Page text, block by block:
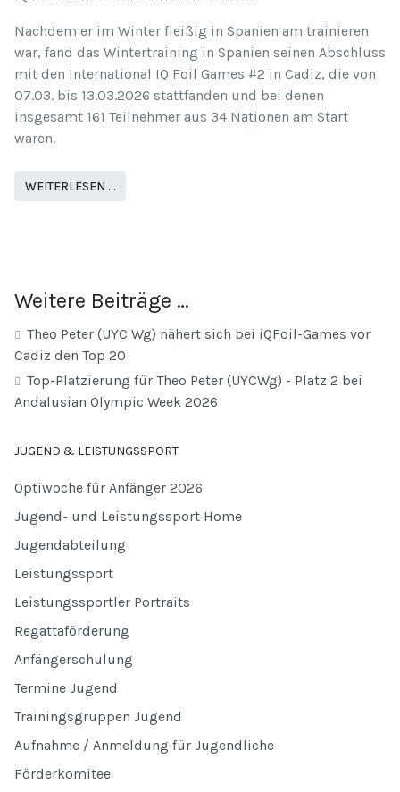
Nachdem er im Winter fleißig in Spanien am trainieren
war, fand das Wintertraining in Spanien seinen Abschluss
mit den International IQ Foil Games #2 in Cadiz, die von
07.03. bis 13.03.2026 stattfanden und bei denen
insgesamt 161 Teilnehmer aus 34 Nationen am Start
waren.
WEITERLESEN …
Weitere Beiträge …
Theo Peter (UYC Wg) nähert sich bei iQFoil-Games vor
Cadiz den Top 20
Top-Platzierung für Theo Peter (UYCWg) - Platz 2 bei
Andalusian Olympic Week 2026
JUGEND & LEISTUNGSSPORT
Optiwoche für Anfänger 2026
Jugend- und Leistungssport Home
Jugendabteilung
Leistungssport
Leistungssportler Portraits
Regattaförderung
Anfängerschulung
Termine Jugend
Trainingsgruppen Jugend
Aufnahme / Anmeldung für Jugendliche
Förderkomitee